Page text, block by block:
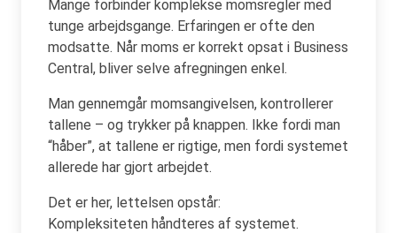
Mange forbinder komplekse momsregler med
tunge arbejdsgange. Erfaringen er ofte den
modsatte. Når moms er korrekt opsat i Business
Central, bliver selve afregningen enkel.
Man gennemgår momsangivelsen, kontrollerer
tallene – og trykker på knappen. Ikke fordi man
“håber”, at tallene er rigtige, men fordi systemet
allerede har gjort arbejdet.
Det er her, lettelsen opstår:
Kompleksiteten håndteres af systemet.